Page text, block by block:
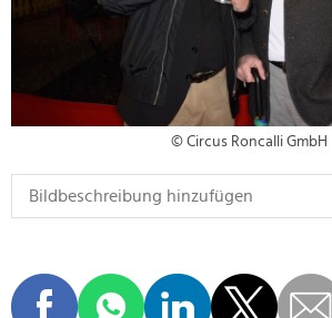
© Circus Roncalli GmbH